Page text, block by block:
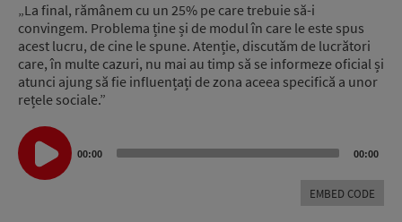
„La final, rămânem cu un 25% pe care trebuie să-i
convingem. Problema ține și de modul în care le este spus
acest lucru, de cine le spune. Atenție, discutăm de lucrători
care, în multe cazuri, nu mai au timp să se informeze oficial și
atunci ajung să fie influențați de zona aceea specifică a unor
rețele sociale.”
Audio
Player
00:00 00:00
EMBED CODE